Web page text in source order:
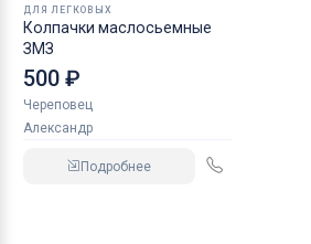
ДЛЯ ЛЕГКОВЫХ
Колпачки маслосьемные
ЗМЗ
500 ₽
Череповец
Александр
Подробнее